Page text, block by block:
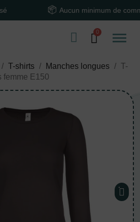
Aucun minimum de commande
T-shirts Manches longues
T-
femme E150